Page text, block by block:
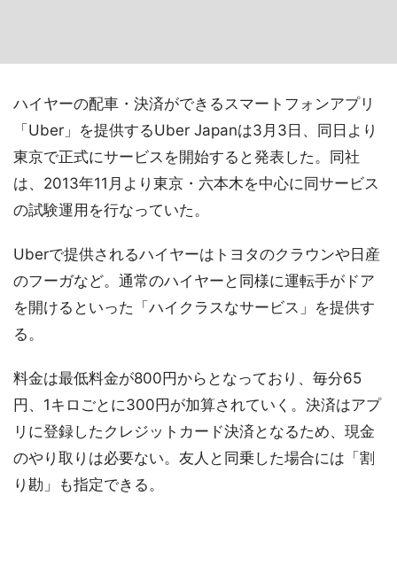
ハイヤーの配車・決済ができるスマートフォンアプリ
「Uber」を提供するUber Japanは3月3日、同日より
東京で正式にサービスを開始すると発表した。同社
は、2013年11月より東京・六本木を中心に同サービス
の試験運用を行なっていた。
Uberで提供されるハイヤーはトヨタのクラウンや日産
のフーガなど。通常のハイヤーと同様に運転手がドア
を開けるといった「ハイクラスなサービス」を提供す
る。
料金は最低料金が800円からとなっており、毎分65
円、1キロごとに300円が加算されていく。決済はアプ
リに登録したクレジットカード決済となるため、現金
のやり取りは必要ない。友人と同乗した場合には「割
り勘」も指定できる。